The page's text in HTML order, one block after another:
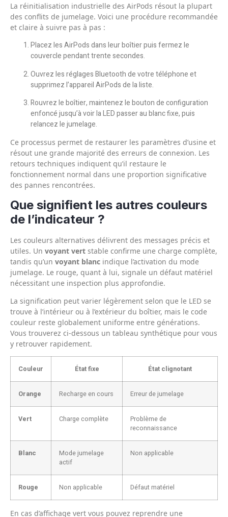
La réinitialisation industrielle des AirPods résout la plupart
des conflits de jumelage. Voici une procédure recommandée
et claire à suivre pas à pas :
Placez les AirPods dans leur boîtier puis fermez le
couvercle pendant trente secondes.
Ouvrez les réglages Bluetooth de votre téléphone et
supprimez l’appareil AirPods de la liste.
Rouvrez le boîtier, maintenez le bouton de configuration
enfoncé jusqu’à voir la LED passer au blanc fixe, puis
relancez le jumelage.
Ce processus permet de restaurer les paramètres d’usine et
résout une grande majorité des erreurs de connexion. Les
retours techniques indiquent qu’il restaure le
fonctionnement normal dans une proportion significative
des pannes rencontrées.
Que signifient les autres couleurs
de l’indicateur ?
Les couleurs alternatives délivrent des messages précis et
utiles. Un voyant vert stable confirme une charge complète,
tandis qu’un voyant blanc indique l’activation du mode
jumelage. Le rouge, quant à lui, signale un défaut matériel
nécessitant une inspection plus approfondie.
La signification peut varier légèrement selon que le LED se
trouve à l’intérieur ou à l’extérieur du boîtier, mais le code
couleur reste globalement uniforme entre générations.
Vous trouverez ci-dessous un tableau synthétique pour vous
y retrouver rapidement.
Couleur État fixe État clignotant
Orange Recharge en cours Erreur de jumelage
Vert Charge complète
Problème de
reconnaissance
Blanc
Mode jumelage
actif
Non applicable
Rouge Non applicable Défaut matériel
En cas d’affichage vert vous pouvez reprendre une